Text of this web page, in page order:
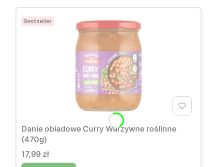
Bestseller
Danie obiadowe Curry Warzywne roślinne
(470g)
Cena
17,99 zł